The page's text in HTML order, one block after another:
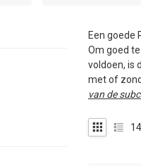
Een goede
Om goed
voldoen, is
met of
van de